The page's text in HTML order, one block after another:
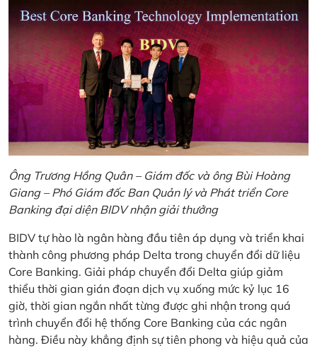
Ông Trương Hồng Quân – Giám đốc và ông Bùi Hoàng
Giang – Phó Giám đốc Ban Quản lý và Phát triển Core
Banking đại diện BIDV nhận giải thưởng
BIDV tự hào là ngân hàng đầu tiên áp dụng và triển khai
thành công phương pháp Delta trong chuyển đổi dữ liệu
Core Banking. Giải pháp chuyển đổi Delta giúp giảm
thiểu thời gian gián đoạn dịch vụ xuống mức kỷ lục 16
giờ, thời gian ngắn nhất từng được ghi nhận trong quá
trình chuyển đổi hệ thống Core Banking của các ngân
hàng. Điều này khẳng định sự tiên phong và hiệu quả của